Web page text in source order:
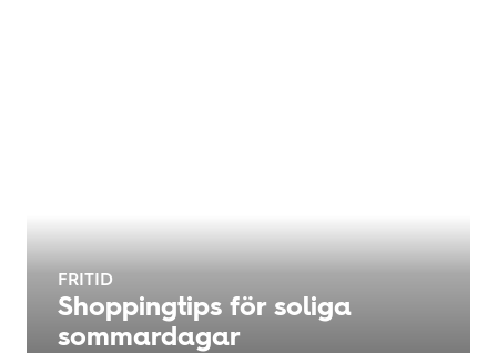
FRITID
Shoppingtips för soliga
sommardagar